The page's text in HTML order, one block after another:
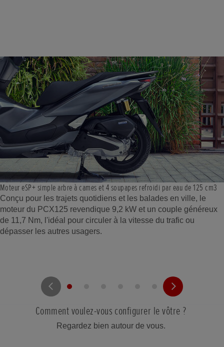
Moteur eSP+ simple arbre à cames et 4 soupapes refroidi par eau de 125 cm3
Conçu pour les trajets quotidiens et les balades en ville, le
moteur du PCX125 revendique 9,2 kW et un couple généreux
de 11,7 Nm, l'idéal pour circuler à la vitesse du trafic ou
dépasser les autres usagers.
Comment voulez-vous configurer le vôtre ?
Regardez bien autour de vous.